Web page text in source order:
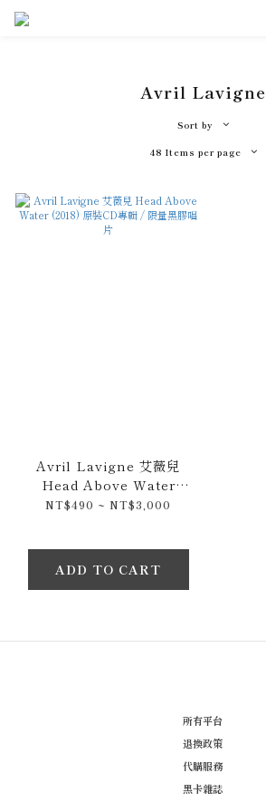
Avril Lavigne
Sort by
48 Items per page
Avril Lavigne 艾薇兒
Head Above Water
(2018) 原裝CD專輯 / 限量
NT$490 ~ NT$3,000
ADD TO CART
所有平台
退換政策
代購服務
黑卡雜誌